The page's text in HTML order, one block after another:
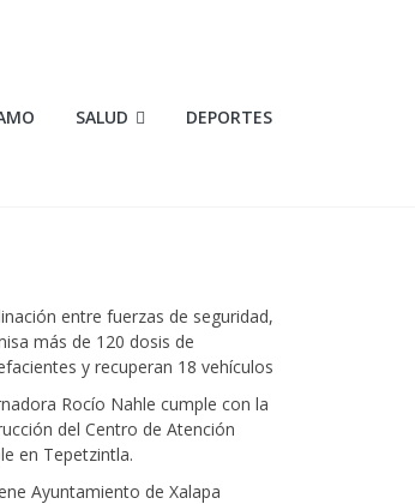
SALUD DEPORTES
entre fuerzas de seguridad,
más de 120 dosis de
y recuperan 18 vehículos
Rocío Nahle cumple con la
del Centro de Atención
en Tepetzintla.
Ayuntamiento de Xalapa